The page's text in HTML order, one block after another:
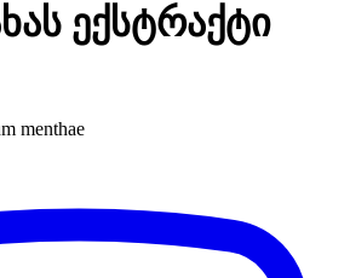
ექსტრაქტი
menthae